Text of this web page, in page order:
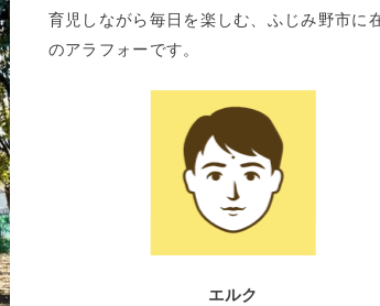
育児しながら毎日を楽しむ、ふじみ野市に
のアラフォーです。
エルク